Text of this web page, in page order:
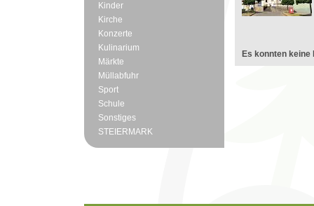
Kinder
Kirche
Konzerte
Kulinarium
Märkte
Müllabfuhr
Sport
Schule
Sonstiges
STEIERMARK
Es konnten keine